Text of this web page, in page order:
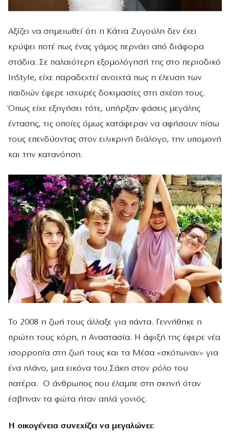
Αξίζει να σημειωθεί ότι η Κάτια Ζυγούλη δεν έχει
κρύψει ποτέ πως ένας γάμος περνάει από διάφορα
στάδια. Σε παλαιότερη εξομολόγησή της στο περιοδικό
InStyle, είχε παραδεχτεί ανοιχτά πως η έλευση των
παιδιών έφερε ισχυρές δοκιμασίες στη σχέση τους.
Όπως είχε εξηγήσει τότε, υπήρξαν φάσεις μεγάλης
έντασης, τις οποίες όμως κατάφεραν να αφήσουν πίσω
τους επενδύοντας στον ειλικρινή διάλογο, την υπομονή
και την κατανόηση.
Το 2008 η ζωή τους άλλαξε για πάντα. Γεννήθηκε η
πρώτη τους κόρη, η Αναστασία. Η άφιξή της έφερε νέα
ισορροπία στη ζωή τους και τα Μέσα «σκότωναν» για
ένα πλάνο, μια εικόνα του Σάκη στον ρόλο του
πατέρα. Ο άνθρωπος που έλαμπε στη σκηνή όταν
έσβηναν τα φώτα ήταν απλά γονιός.
Η οικογένεια συνεχίζει να μεγαλώνει: